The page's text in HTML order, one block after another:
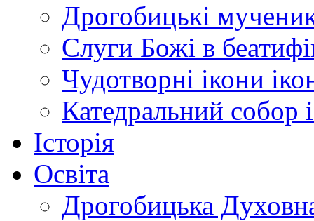
Дрогобицькі
Слуги Божі в
Чудотворні ікони
Катедральний собор
Історія
Освіта
Дрогобицька